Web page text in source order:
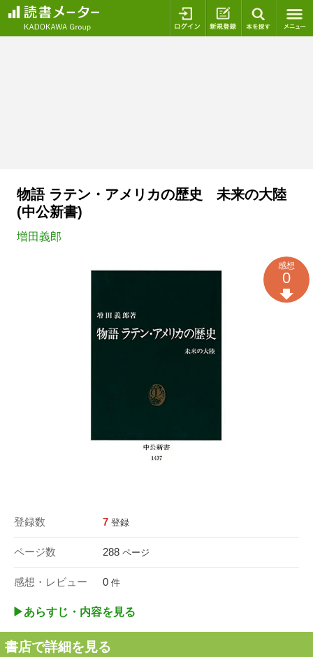
ログイン 新規登録
物語 ラテン・アメリカの歴史 未来の大陸
(中公新書)
増田義郎
登録数 7 登録
ページ数 288 ページ
感想・レビュー 0 件
感想
0
▶︎あらすじ・内容を見る
書店で詳細を見る